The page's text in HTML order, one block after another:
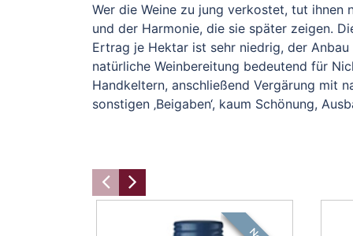
Wer die Weine zu jung verkostet, tut
und der Harmonie, die sie später zeigen.
Ertrag je Hektar ist sehr niedrig, der
natürliche Weinbereitung bedeutend für
Handkeltern, anschließend Vergärung mit
sonstigen ‚Beigaben‘, kaum Schönung,